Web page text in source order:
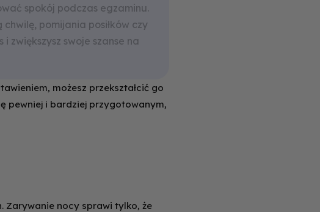
spokój podczas egzaminu.
pomijania posiłków czy
zwiększysz swoje szanse na
możesz przekształcić go
pewniej i bardziej przygotowanym,
Zarywanie nocy sprawi tylko, że